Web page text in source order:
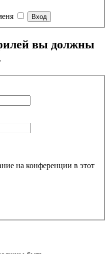
вы должны
на конференции в этот